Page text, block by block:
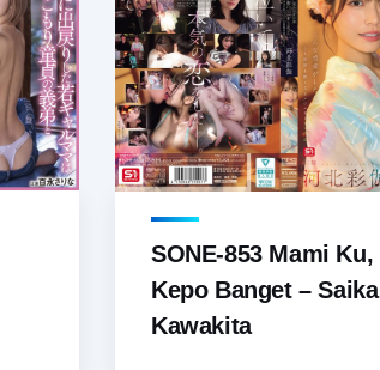
SONE-853 Mami Ku,
Kepo Banget – Saika
Kawakita